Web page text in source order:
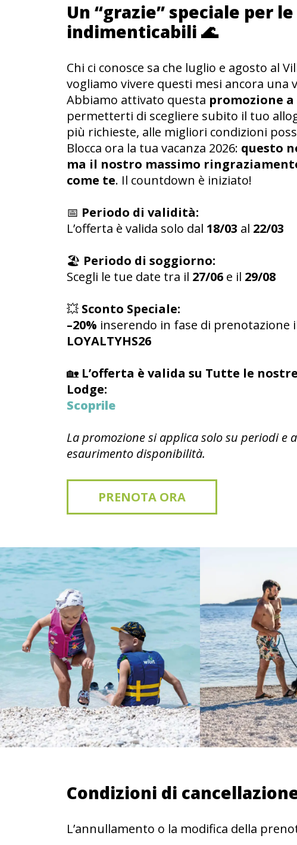
Un “grazie” speciale per
indimenticabili 🌊
Chi ci conosce sa che luglio e agosto al
vogliamo vivere questi mesi ancora una
Abbiamo attivato questa promozione
permetterti di scegliere subito il tuo
più richieste, alle migliori condizioni
Blocca ora la tua vacanza 2026: questo
ma il nostro massimo
come te. Il countdown è iniziato!
📅 Periodo di validità:
L’offerta è valida solo dal 18/03 al 22/03
🏖️ Periodo di soggiorno:
Scegli le tue date tra il 27/06 e il 29/08
💥 Sconto Speciale:
–20% inserendo in fase di prenotazione
LOYALTYHS26
🏡 L’offerta è valida su Tutte le
Lodge:
Scoprile
La promozione si applica solo su periodi e
esaurimento disponibilità.
PRENOTA ORA
Condizioni di
L’annullamento o la modifica della